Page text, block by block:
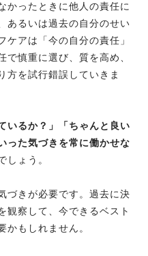
かったときに他人の責任に
あるいは過去の自分のせい
ケアは「今の自分の責任」
で慎重に選び、質を高め、
方を試行錯誤していきま
いるか？」「ちゃんと良い
った気づきを常に働かせな
しょう。
づきが必要です。過去に決
観察して、今できるベスト
かもしれません。